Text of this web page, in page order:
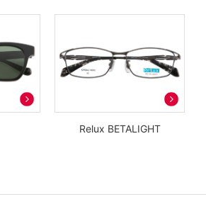
Relux BETALIGHT